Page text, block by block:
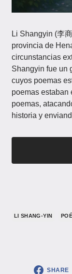
Li Shangyin (李
provincia de
circunstancias
Shangyin fue un
cuyos poemas
poemas estaban
poemas,
historia y
LI SHANG-YIN
SHARE